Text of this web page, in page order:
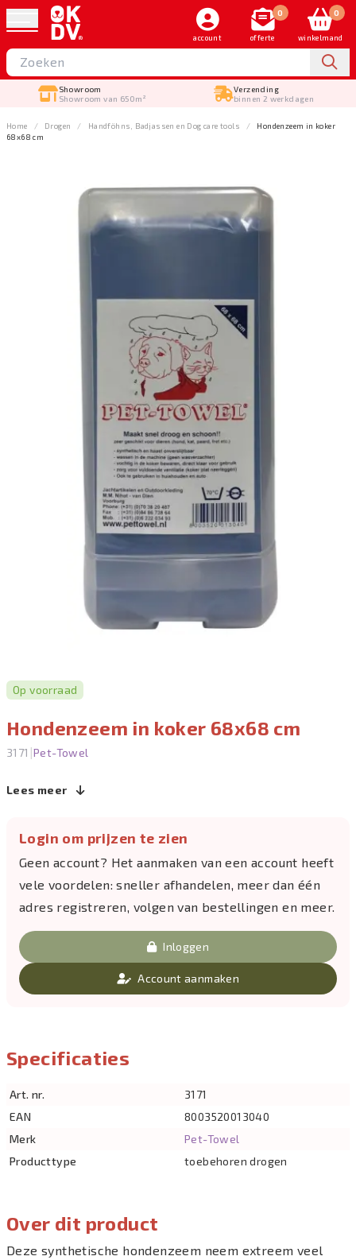
account
0
offerte
0
winkelmand
Showroom
Showroom van 650m²
Verzending
binnen 2 werkdagen
Home Drogen Handföhns, Badjassen en Dog care tools
Hondenzeem in koker
68x68 cm
Op voorraad
Hondenzeem in koker 68x68 cm
3171 |Pet-Towel
Lees meer
Login om prijzen te zien
Geen account? Het aanmaken van een account heeft
vele voordelen: sneller afhandelen, meer dan één
adres registreren, volgen van bestellingen en meer.
Inloggen
Account aanmaken
Over dit product
Deze synthetische hondenzeem neem extreem veel
Specificaties
Art. nr.
3171
EAN
8003520013040
Merk
Pet-Towel
Producttype
toebehoren drogen